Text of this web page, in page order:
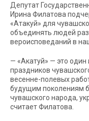
Депутат
Ирина Филатова
«Атакуй» для
объединять людей
вероисповеданий в
— «Акатуй» — это
праздников
весенне-полевых
будущим поколениям
чувашского народа,
считает Филатова.